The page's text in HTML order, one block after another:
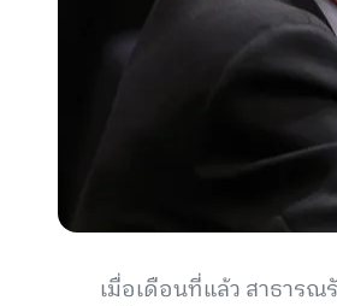
เมื่อเดือนที่แล้ว สาธาร